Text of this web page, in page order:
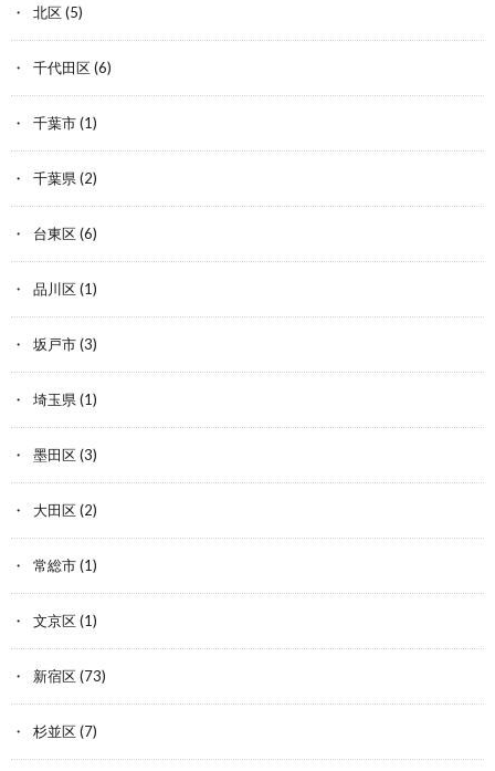
北区(5)
千代田区(6)
千葉市(1)
千葉県(2)
台東区(6)
品川区(1)
坂戸市(3)
埼玉県(1)
墨田区(3)
大田区(2)
常総市(1)
文京区(1)
新宿区(73)
杉並区(7)